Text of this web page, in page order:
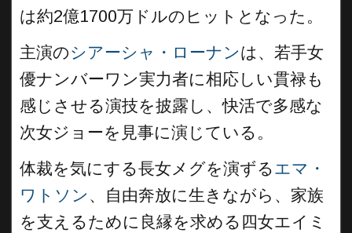
は約2億1700万ドルのヒットとなった。
主演のシアーシャ・ローナンは、若手女
優ナンバーワン実力者に相応しい貫禄も
感じさせる演技を披露し、快活で多感な
次女ジョーを見事に演じている。
体裁を気にする長女メグを演ずるエマ・
ワトソン 、自由奔放に生きながら、家族
を支えるために良縁を求める四女エイミ